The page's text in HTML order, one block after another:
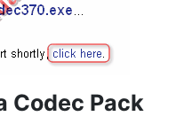
Codec Pack